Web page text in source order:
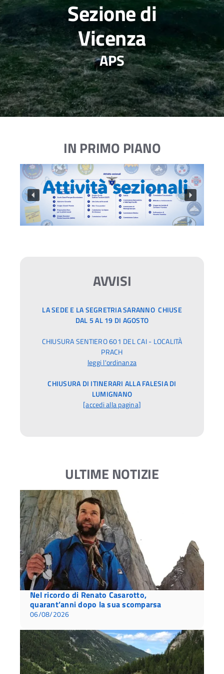
Sezione di
Vicenza
APS
IN PRIMO PIANO
AVVISI
LA SEDE E LA SEGRETRIA SARANNO CHIUSE
DAL 5 AL 19 DI AGOSTO
CHIUSURA SENTIERO 601 DEL CAI - LOCALITÀ
PRACH
leggi l'ordinanza
CHIUSURA DI ITINERARI ALLA FALESIA DI
LUMIGNANO
[accedi alla pagina]
ULTIME NOTIZIE
Nel ricordo di Renato Casarotto,
quarant’anni dopo la sua scomparsa
06/08/2026